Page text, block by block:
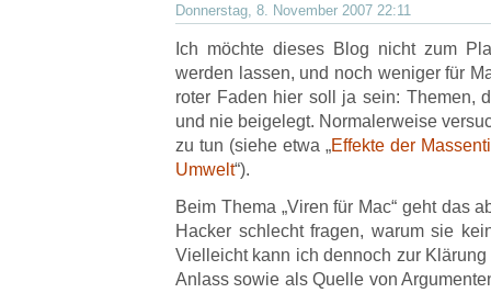
Donnerstag, 8. November 2007 22:11
Ich möchte dieses Blog nicht zum
werden lassen, und noch weniger für
roter Faden hier soll ja sein: Themen,
und nie beigelegt. Normalerweise
zu tun (siehe etwa „Effekte der
Umwelt“).
Beim Thema „Viren für Mac“ geht das
Hacker schlecht fragen, warum sie
Vielleicht kann ich dennoch zur
Anlass sowie als Quelle von